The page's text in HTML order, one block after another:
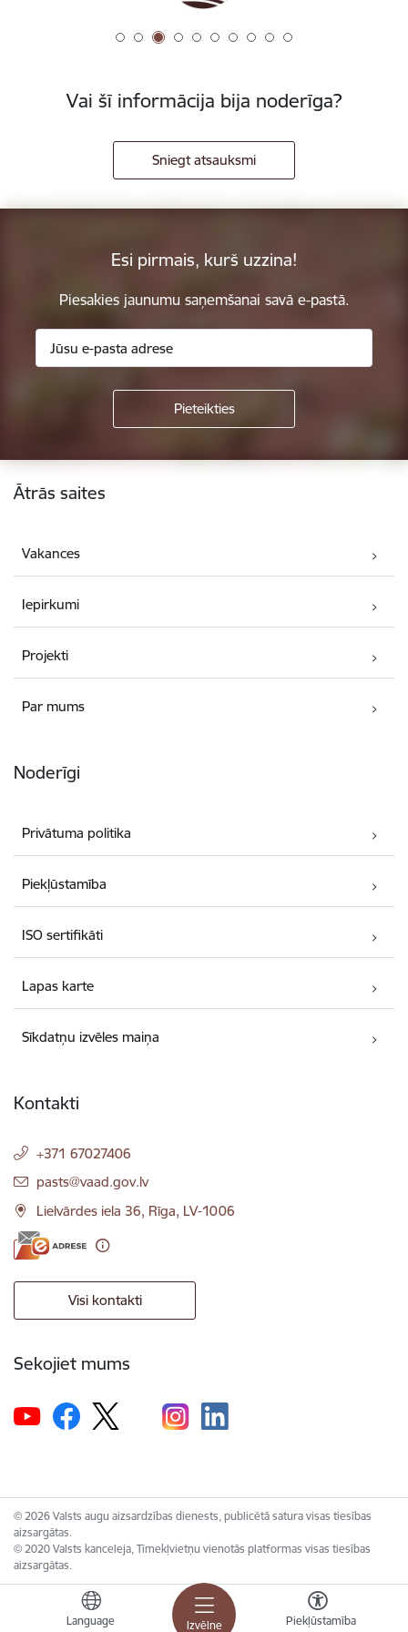
Izvēlne
Language Piekļūstamība
Vai šī informācija bija noderīga?
Sniegt atsauksmi
Esi pirmais, kurš uzzina!
Piesakies jaunumu saņemšanai savā e-pastā.
Kājene
Ātrās saites
Vakances
Iepirkumi
Projekti
Par mums
Noderīgi
Privātuma politika
Piekļūstamība
ISO sertifikāti
Lapas karte
Sīkdatņu izvēles maiņa
Kontakti
+371 67027406
E-pasts:
pasts@vaad.gov.lv
Lielvārdes iela 36, Rīga, LV-1006
Visi kontakti
Sekojiet mums
© 2026 Valsts augu aizsardzības dienests, publicētā satura visas tiesības
aizsargātas.
© 2020 Valsts kanceleja, Tīmekļvietņu vienotās platformas visas tiesības
aizsargātas.